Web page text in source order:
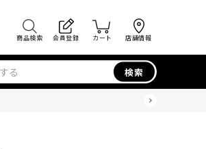
商品検索 会員登録 カート 店舗情報
検索